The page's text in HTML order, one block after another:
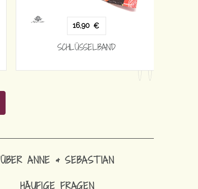
16,90 €
SCHLÜSSELBAND
ÜBER ANNE & SEBASTIAN
HÄUFIGE FRAGEN